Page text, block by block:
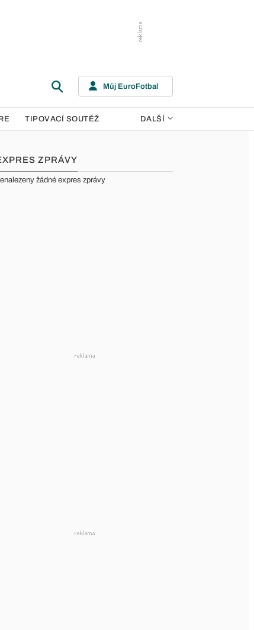
Můj EuroFotbal
TIPOVACÍ SOUTĚŽ DALŠÍ
ZPRÁVY
žádné expres zprávy